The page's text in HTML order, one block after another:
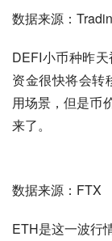
数据来源：
DEFI小币种昨
资金很快将会转
用场景，但是币
来了。
数据来源：FTX
ETH是这一波行